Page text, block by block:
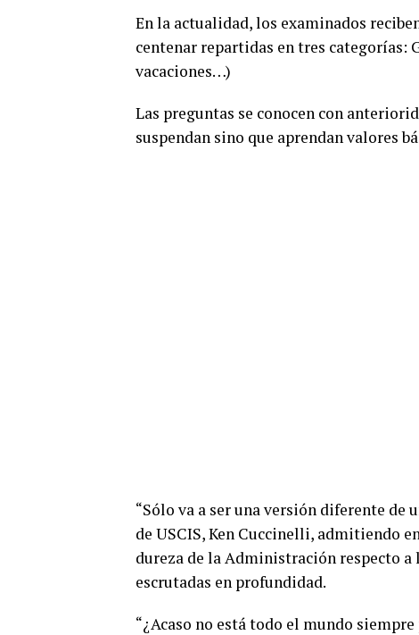
En la actualidad, los examinados
centenar repartidas en tres categorías:
vacaciones…)
Las preguntas se conocen con
suspendan sino que aprendan valores
“Sólo va a ser una versión diferente de
de USCIS, Ken Cuccinelli, admitiendo
dureza de la Administración respecto
escrutadas en profundidad.
“¿Acaso no está todo el mundo